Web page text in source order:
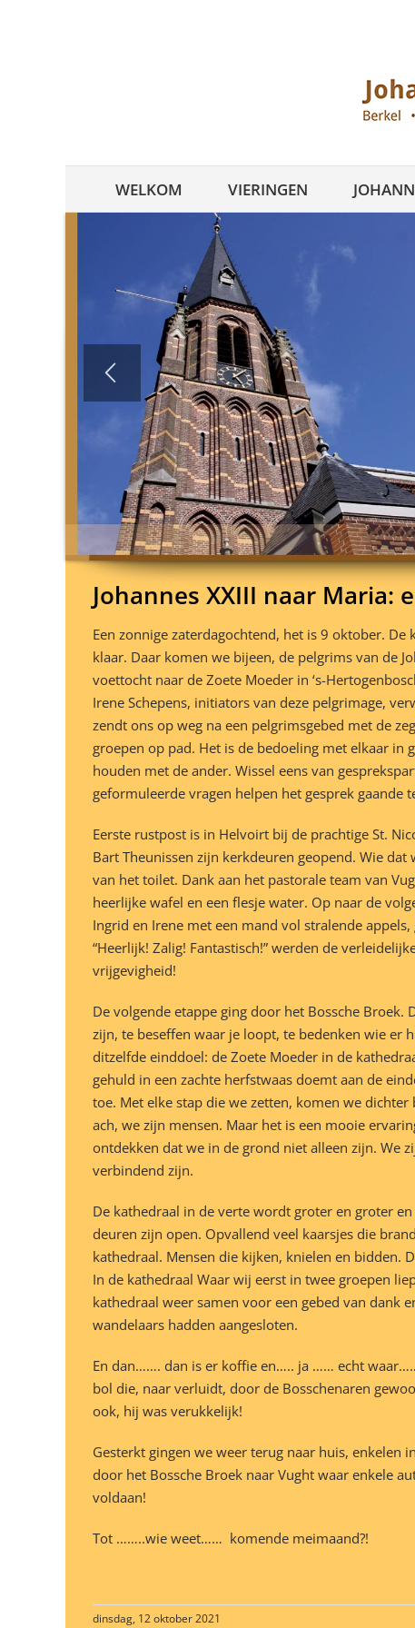
WELKOM VIERINGEN
Johannes XXIII naar Maria:
Een zonnige zaterdagochtend, het is 9 oktober.
klaar. Daar komen we bijeen, de pelgrims van de
voettocht naar de Zoete Moeder in ‘s-
Irene Schepens, initiators van deze pelgrimage,
zendt ons op weg na een pelgrimsgebed met de
groepen op pad. Het is de bedoeling met elkaar in
houden met de ander. Wissel eens van
geformuleerde vragen helpen het gesprek gaande
Eerste rustpost is in Helvoirt bij de prachtige St.
Bart Theunissen zijn kerkdeuren geopend. Wie
van het toilet. Dank aan het pastorale team van
heerlijke wafel en een flesje water. Op naar de
Ingrid en Irene met een mand vol stralende
“Heerlijk! Zalig! Fantastisch!” werden de
vrijgevigheid!
De volgende etappe ging door het Bossche
zijn, te beseffen waar je loopt, te bedenken wie er
ditzelfde einddoel: de Zoete Moeder in de
gehuld in een zachte herfstwaas doemt aan de
toe. Met elke stap die we zetten, komen we
ach, we zijn mensen. Maar het is een mooie
ontdekken dat we in de grond niet alleen zijn. We
verbindend zijn.
De kathedraal in de verte wordt groter en groter
deuren zijn open. Opvallend veel kaarsjes die
kathedraal. Mensen die kijken, knielen en bidden.
In de kathedraal Waar wij eerst in twee groepen
kathedraal weer samen voor een gebed van dank
wandelaars hadden aangesloten.
En dan……. dan is er koffie en….. ja …… echt
bol die, naar verluidt, door de Bosschenaren
ook, hij was verukkelijk!
Gesterkt gingen we weer terug naar huis, enkelen
door het Bossche Broek naar Vught waar enkele
voldaan!
Tot ……..wie weet…… komende meimaand?!
dinsdag, 12 oktober 2021